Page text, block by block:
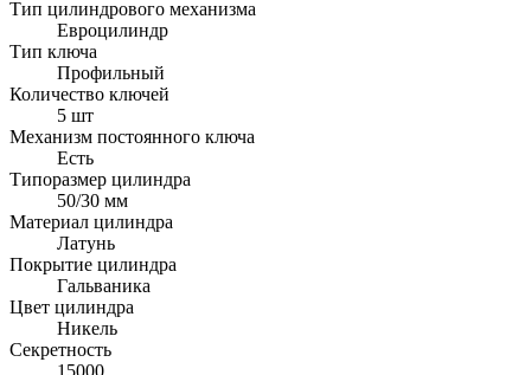
Тип цилиндрового механизма
Евроцилиндр
Тип ключа
Профильный
Количество ключей
5 шт
Механизм постоянного ключа
Есть
Типоразмер цилиндра
50/30 мм
Материал цилиндра
Латунь
Покрытие цилиндра
Гальваника
Цвет цилиндра
Никель
Секретность
15000